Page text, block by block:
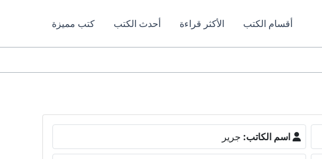
أقسام الكتب الأكثر قراءة أحدث الكتب كتب مميزة
اسم الكاتب: جرير